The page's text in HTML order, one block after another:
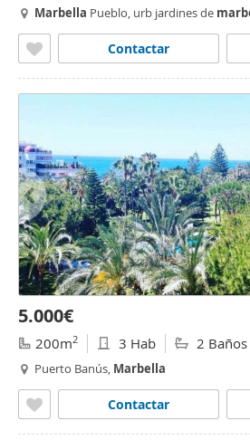
Marbella Pueblo, urb jardines de
Contactar
5.000€
200m2 3 Hab 2 Baños
Puerto Banús, Marbella
Contactar